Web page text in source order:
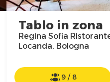
Tablo in zona
Regina Sofia
Locanda, Bologna
9/ 8